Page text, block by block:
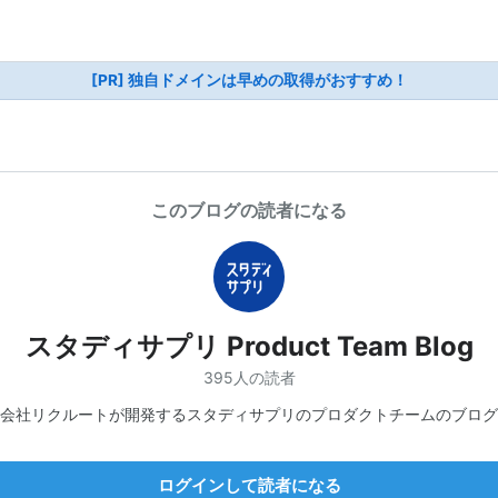
[PR] 独自ドメインは早めの取得がおすすめ！
このブログの読者になる
スタディサプリ Product Team Blog
395人の読者
社リクルートが開発するスタディサプリのプロダクトチームのブロ
ログインして読者になる